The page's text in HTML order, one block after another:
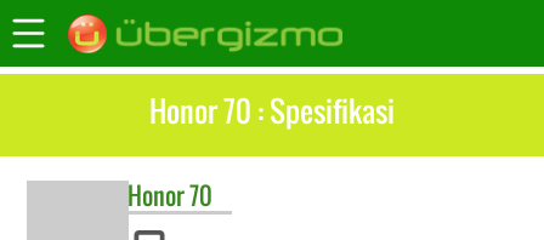
Honor 70 : Spesifikasi
Honor70